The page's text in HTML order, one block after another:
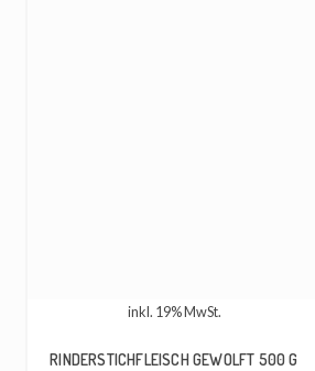
inkl. 19% MwSt.
RINDERSTICHFLEISCH GEWOLFT 500 G